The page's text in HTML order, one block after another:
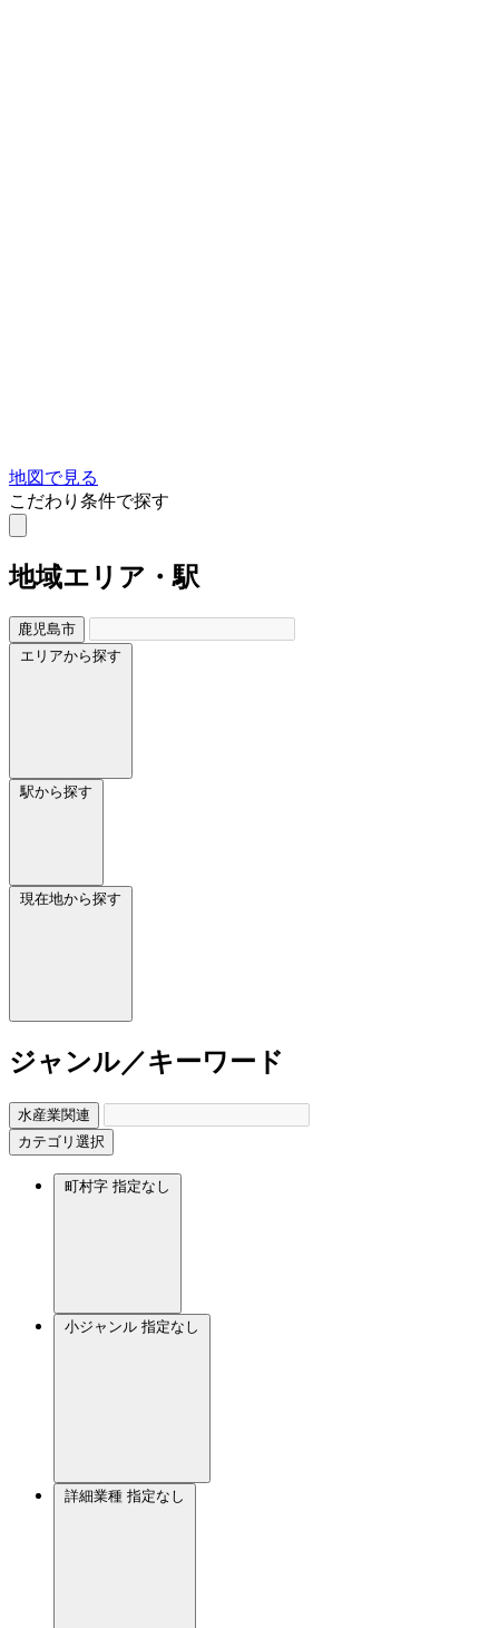
地図で見る
こだわり条件で探す
地域エリア・駅
鹿児島市
エリアから探す
駅から探す
現在地から探す
ジャンル／キーワード
水産業関連
カテゴリ選択
町村字 指定なし
小ジャンル 指定なし
詳細業種 指定なし